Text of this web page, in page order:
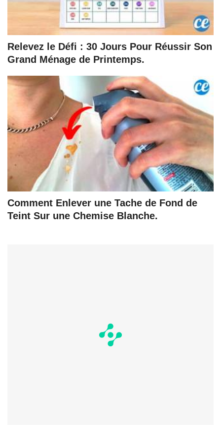
Relevez le Défi : 30 Jours Pour Réussir Son
Grand Ménage de Printemps.
Comment Enlever une Tache de Fond de
Teint Sur une Chemise Blanche.